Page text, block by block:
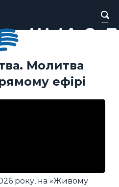
Молитва
ефірі
року, на «Живому